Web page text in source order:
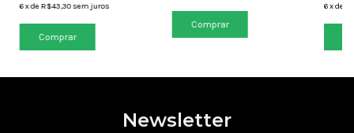
6xdeR$43,30sem juros
Comprar
Comprar
6xde
Newsletter